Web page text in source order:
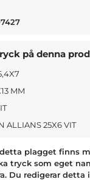
på denna
MM
ALLIANS 25X6 VIT
plagget finns
tryck som eget
Du redigerar detta